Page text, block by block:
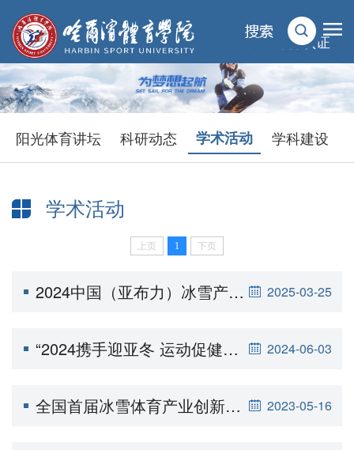
统一身份认证
阳光体育讲坛 科研动态 学术活动 学科建设
学术活动
当前位置： 首页>
上页 1 下页
2025-03-25
2024中国（亚布力）冰雪产业创新大会暨第五届中国冰雪运动发展高层论坛隆重开幕
2024-06-03
“2024携手迎亚冬 运动促健康”研讨会在哈尔滨体育学院隆重举行
2023-05-16
全国首届冰雪体育产业创新发展学术研讨会在哈尔滨举办